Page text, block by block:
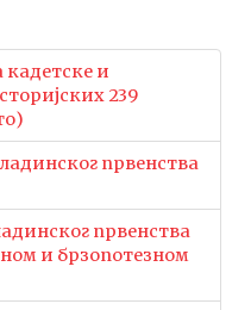
кадетске и
239
првенства
првенства
и брзопотезном